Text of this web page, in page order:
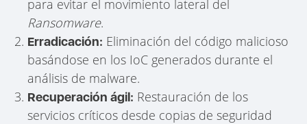
para evitar el movimiento lateral del
Ransomware.
Erradicación: Eliminación del código malicioso
basándose en los IoC generados durante el
análisis de malware.
Recuperación ágil: Restauración de los
servicios críticos desde copias de seguridad